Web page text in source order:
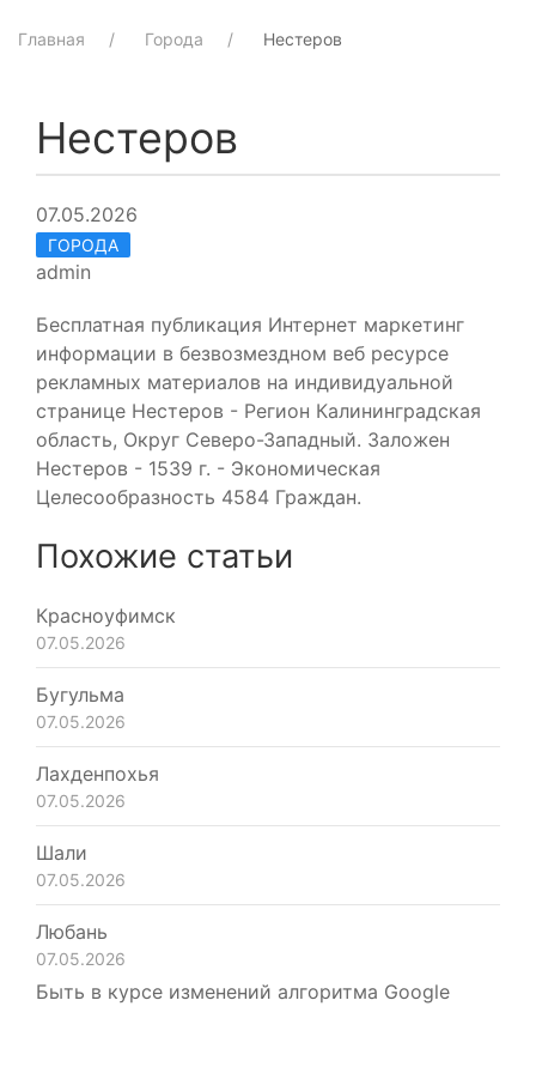
Главная Города Нестеров
Нестеров
07.05.2026
ГОРОДА
admin
Бесплатная публикация Интернет маркетинг
информации в безвозмездном веб ресурсе
рекламных материалов на индивидуальной
странице Нестеров - Регион Калининградская
область, Округ Северо-Западный. Заложен
Нестеров - 1539 г. - Экономическая
Целесообразность 4584 Граждан.
Похожие статьи
Красноуфимск
07.05.2026
Бугульма
07.05.2026
Лахденпохья
07.05.2026
Шали
07.05.2026
Любань
07.05.2026
Быть в курсе изменений алгоритма Google